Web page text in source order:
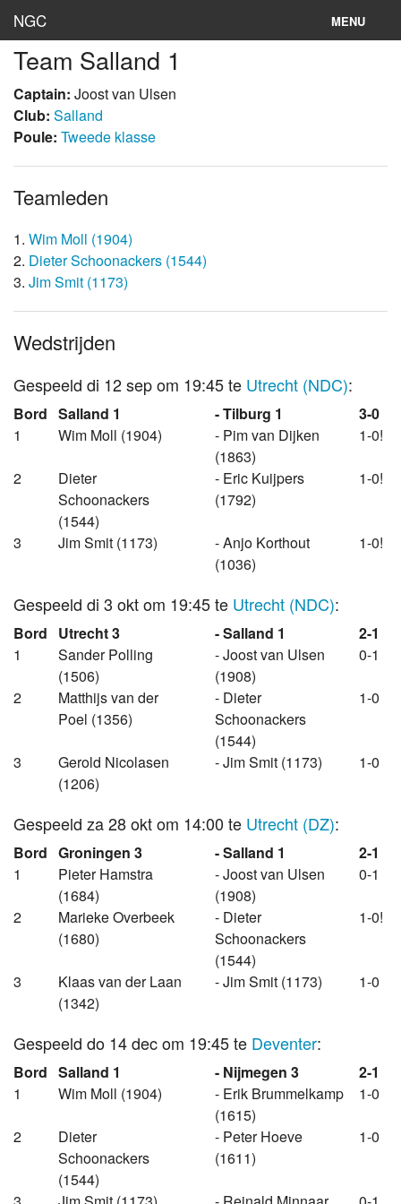
NGC MENU
Inloggen
Stand
Rooster
Lokaties
Team Salland 1
Captain: Joost van Ulsen
Club: Salland
Poule: Tweede klasse
Teamleden
1. Wim Moll (1904)
2. Dieter Schoonackers (1544)
3. Jim Smit (1173)
Wedstrijden
Gespeeld di 12 sep om 19:45 te Utrecht (NDC):
Bord Salland 1 - Tilburg 1
3-0
1
Wim Moll (1904)
- Pim van Dijken
(1863)
1-0!
2
Dieter
Schoonackers
(1544)
- Eric Kuijpers
(1792)
1-0!
3 Jim Smit (1173)
- Anjo Korthout
(1036)
1-0!
Gespeeld di 3 okt om 19:45 te Utrecht (NDC):
Bord Utrecht 3 - Salland 1
2-1
1
Sander Polling
(1506)
- Joost van Ulsen
(1908)
0-1
2
Matthijs van der
Poel (1356)
- Dieter
Schoonackers
(1544)
1-0
3
Gerold Nicolasen
(1206)
- Jim Smit (1173) 1-0
Gespeeld za 28 okt om 14:00 te Utrecht (DZ):
Bord Groningen 3 - Salland 1
2-1
1
Pieter Hamstra
(1684)
- Joost van Ulsen
(1908)
0-1
2
Marieke Overbeek
(1680)
- Dieter
Schoonackers
(1544)
1-0!
3
Klaas van der Laan
(1342)
- Jim Smit (1173) 1-0
Gespeeld do 14 dec om 19:45 te Deventer:
Bord Salland 1 - Nijmegen 3
2-1
1
Wim Moll (1904)
- Erik Brummelkamp
(1615)
1-0
2
Dieter
Schoonackers
(1544)
- Peter Hoeve
(1611)
1-0